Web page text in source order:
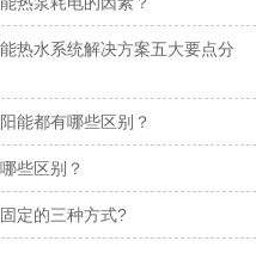
热水系统解决方案五大要点分
能都有哪些区别？
些区别？
定的三种方式?